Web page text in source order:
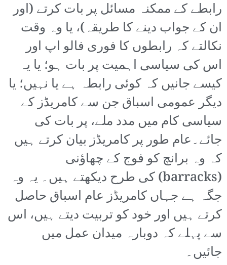
رابطے کے ممکنہ مسائل پر بات کرتے (اور
ان کے جواب دینے کا طریقہ)، یا وہ وقت
نکالتے کہ رابطوں کا فوری فالو اپ اور
اس کی سیاسی اہمیت پر بات ہو؛ یا یہ
کیسے جانیں کہ کوئی رابطہ ہے یا نہیں؛ یا
دیگر عمومی اسباق جن سے کامریڈز کے
سیاسی کام میں مدد ملے، پر بات کی
جائے۔عام طور پر کامریڈز بیان کرتے ہیں
کہ وہ برانچ کو فوج کے چھاؤنی
(barracks) کی طرح دیکھتے ہیں۔ یہ وہ
جگہ ہے جہاں کامریڈز عام اسباق حاصل
کرتے ہیں اور خود کو تربیت دیتے ہیں، اس
سے پہلے کہ دوبارہ میدان عمل میں
جائیں۔